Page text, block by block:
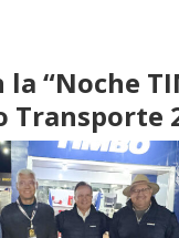
“Noche
Transporte